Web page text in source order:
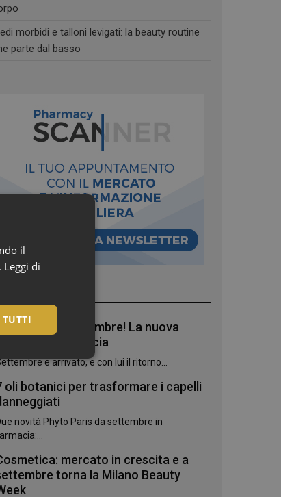
morbidi e talloni levigati: la beauty routine
parte dal basso
settembre! La nuova
stagione in farmacia
è arrivato, e con lui il ritorno...
oli botanici per trasformare i capelli
novità Phyto Paris da settembre in
mercato in crescita e a
torna la Milano Beauty
il
Leggi di
TUTTI
pagine